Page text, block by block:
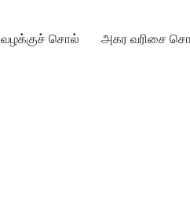
வழக்குச் சொல் அகர வரிசை